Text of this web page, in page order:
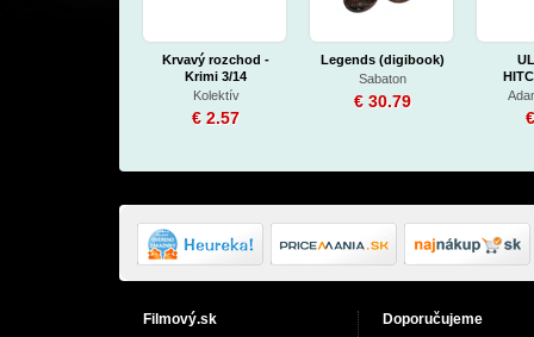
Krvavý rozchod -
Krimi 3/14
Kolektív
€ 2.57
Legends (digibook)
Sabaton
€ 30.79
Filmový.sk Doporučujeme